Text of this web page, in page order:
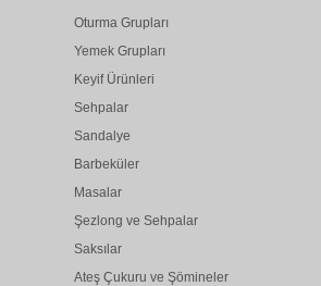
Oturma Grupları
Yemek Grupları
Keyif Ürünleri
Sehpalar
Sandalye
Barbeküler
Masalar
Şezlong ve Sehpalar
Saksılar
Ateş Çukuru ve Şömineler